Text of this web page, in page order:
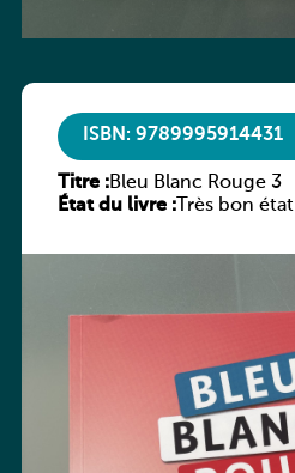
ISBN: 9789995914431
Titre :Bleu Blanc Rouge 3
État du livre :Très bon état